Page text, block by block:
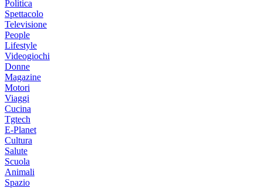
Politica
Spettacolo
Televisione
People
Lifestyle
Videogiochi
Donne
Magazine
Motori
Viaggi
Cucina
Tgtech
E-Planet
Cultura
Salute
Scuola
Animali
Spazio